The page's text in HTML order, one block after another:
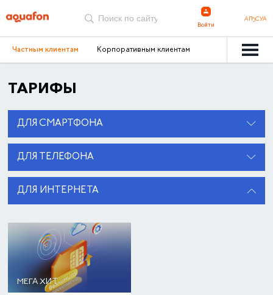
Войти
АҦСУА
Частным клиентам Корпоративным клиентам
ТАРИФЫ
ДЛЯ СМАРТФОНА
ДЛЯ ТЕЛЕФОНА
ДЛЯ ИНТЕРНЕТА
МЕГА ХИТ